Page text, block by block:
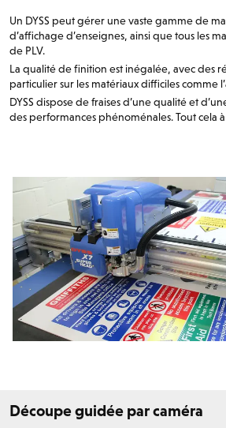
Un DYSS peut gérer une vaste gamme de
d’affichage d’enseignes, ainsi que tous les
de PLV.
La qualité de finition est inégalée, avec des
particulier sur les matériaux difficiles comme
DYSS dispose de fraises d’une qualité et
des performances phénoménales. Tout cela
Découpe guidée par caméra